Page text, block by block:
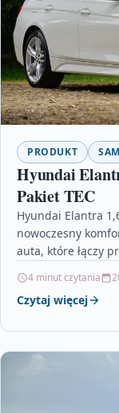
PRODUKT
Hyundai
Pakiet TEC
Hyundai Elantra
nowoczesny
auta, które łączy
4 minut czytania
Czytaj więcej